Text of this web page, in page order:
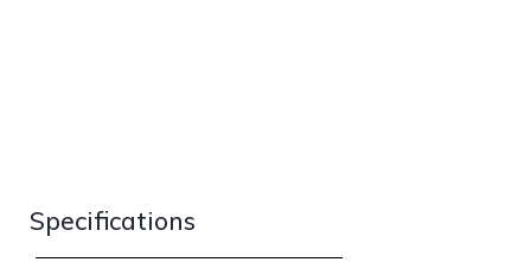
Specifications